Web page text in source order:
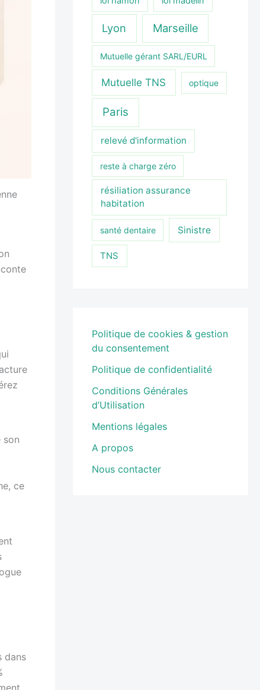
son
ce
dans
Lyon Marseille
Mutuelle gérant SARL/EURL
Mutuelle TNS optique
Paris
relevé d'information
reste à charge zéro
résiliation assurance
habitation
santé dentaire Sinistre
TNS
Politique de cookies & gestion
du consentement
Politique de confidentialité
Conditions Générales
d’Utilisation
Mentions légales
A propos
Nous contacter